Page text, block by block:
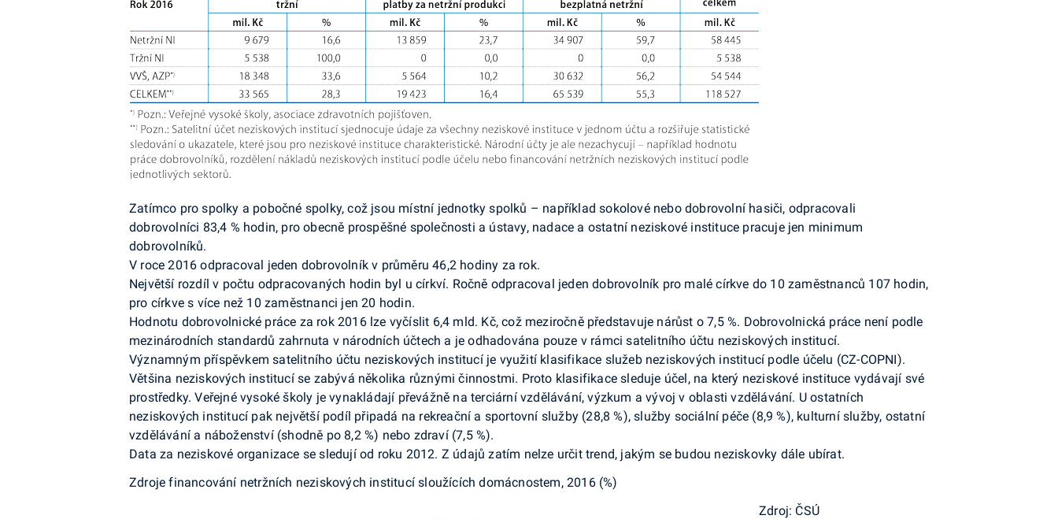
Zatímco pro spolky a pobočné spolky, což jsou místní jednotky spolků – například sokolové nebo dobrovolní hasiči, odpracovali
dobrovolníci 83,4 % hodin, pro obecně prospěšné společnosti a ústavy, nadace a ostatní neziskové instituce pracuje jen minimum
dobrovolníků.
V roce 2016 odpracoval jeden dobrovolník v průměru 46,2 hodiny za rok.
Největší rozdíl v počtu odpracovaných hodin byl u církví. Ročně odpracoval jeden dobrovolník pro malé církve do 10 zaměstnanců 107 hodin,
pro církve s více než 10 zaměstnanci jen 20 hodin.
Hodnotu dobrovolnické práce za rok 2016 lze vyčíslit 6,4 mld. Kč, což meziročně představuje nárůst o 7,5 %. Dobrovolnická práce není podle
mezinárodních standardů zahrnuta v národních účtech a je odhadována pouze v rámci satelitního účtu neziskových institucí.
Významným příspěvkem satelitního účtu neziskových institucí je využití klasifikace služeb neziskových institucí podle účelu (CZ-COPNI).
Většina neziskových institucí se zabývá několika různými činnostmi. Proto klasifikace sleduje účel, na který neziskové instituce vydávají své
prostředky. Veřejné vysoké školy je vynakládají převážně na terciární vzdělávání, výzkum a vývoj v oblasti vzdělávání. U ostatních
neziskových institucí pak největší podíl připadá na rekreační a sportovní služby (28,8 %), služby sociální péče (8,9 %), kulturní služby, ostatní
vzdělávání a náboženství (shodně po 8,2 %) nebo zdraví (7,5 %).
Data za neziskové organizace se sledují od roku 2012. Z údajů zatím nelze určit trend, jakým se budou neziskovky dále ubírat.
Zdroje financování netržních neziskových institucí sloužících domácnostem, 2016 (%)
Zdroj: ČSÚ